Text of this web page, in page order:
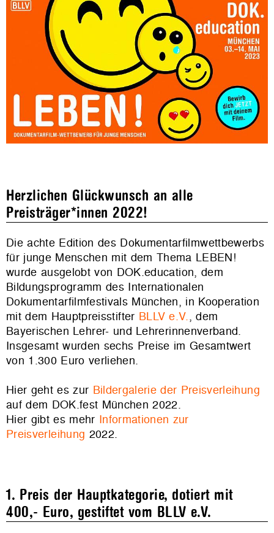
Herzlichen Glückwunsch an alle
Preisträger*innen 2022!
Die achte Edition des Dokumentarfilmwettbewerbs
für junge Menschen mit dem Thema LEBEN!
wurde ausgelobt von DOK.education, dem
Bildungsprogramm des Internationalen
Dokumentarfilmfestivals München, in Kooperation
mit dem Hauptpreisstifter BLLV e.V., dem
Bayerischen Lehrer- und Lehrerinnenverband.
Insgesamt wurden sechs Preise im Gesamtwert
von 1.300 Euro verliehen.
Hier geht es zur Bildergalerie der Preisverleihung
auf dem DOK.fest München 2022.
Hier gibt es mehr Informationen zur
Preisverleihung 2022.
1. Preis der Hauptkategorie, dotiert mit
400,- Euro, gestiftet vom BLLV e.V.